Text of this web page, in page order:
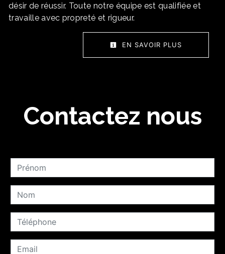
désir de réussir. Toute notre équipe est qualifiée et
travaille avec propreté et rigueur.
EN SAVOIR PLUS
Contactez nous